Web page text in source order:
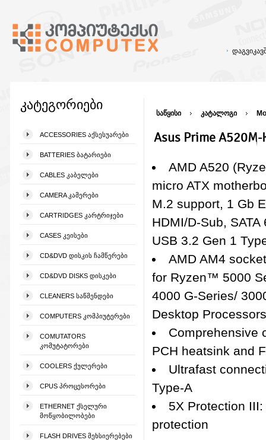
კატეგორიები
ACCESSORIES ᲐᲥᲡᲔᲡᲣᲐᲠᲔᲑᲘ
BATTERIES ᲑᲐᲢᲐᲠᲘᲔᲑᲘ
CABLES ᲙᲐᲑᲔᲚᲔᲑᲘ
CAMERA ᲙᲐᲛᲔᲠᲔᲑᲘ
CARTRIDGES ᲙᲐᲠᲢᲠᲘᲯᲔᲑᲘ
CASES ᲙᲔᲘᲡᲔᲑᲘ
CD&DVD ᲓᲘᲡᲙᲘᲡ ᲩᲐᲛᲬᲔᲠᲔᲑᲘ
CD&DVD DISKS ᲓᲘᲡᲙᲔᲑᲘ
CLEANERS ᲡᲐᲬᲛᲔᲜᲓᲔᲑᲘ
COMPUTERS ᲙᲝᲛᲞᲘᲣᲢᲔᲠᲔᲑᲘ
COMUTATORS
ᲙᲝᲛᲣᲢᲐᲢᲝᲠᲔᲑᲘ
COOLERS ᲥᲣᲚᲔᲠᲔᲑᲘ
CPUS ᲞᲠᲝᲪᲔᲡᲝᲠᲔᲑᲘ
ETHERNET ᲥᲡᲔᲚᲣᲠᲘ
ᲛᲝᲬᲧᲝᲑᲘᲚᲝᲑᲔᲑᲘ
FLASH DRIVES ᲛᲔᲮᲡᲘᲔᲠᲔᲑᲔᲑᲘ
საწყისი კატალოგი
Asus Prime A520M-
AMD A520
micro ATX
M.2 support, 1 Gb
HDMI/D-Sub, SATA
USB 3.2 Gen 1
AMD AM4
for Ryzen™ 5000
4000 G-Series/
Desktop Processors
Comprehensive
PCH heatsink and
Ultrafast
Type-A
5X Protection
protection